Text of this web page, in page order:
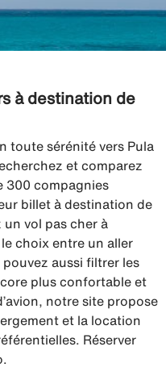
à destination de
toute sérénité vers Pula
et comparez
300 compagnies
billet à destination de
vol pas cher à
choix entre un aller
aussi filtrer les
plus confortable et
notre site propose
et la location
Réserver